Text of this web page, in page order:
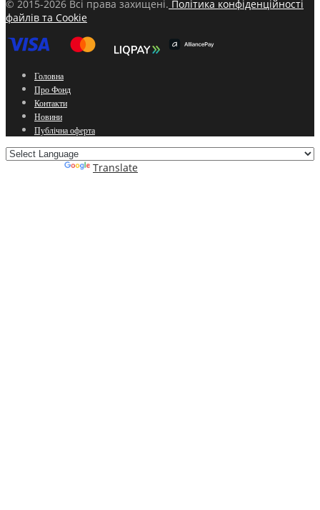
© 2015-2026 Всі права захищені. Політика конфіденційності
файлів та Cookie
Головна
Про Фонд
Контакти
Новини
Публічна оферта
Translate